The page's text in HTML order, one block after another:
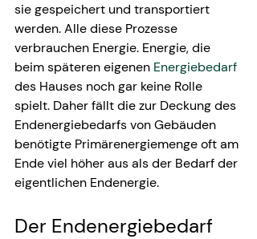
sie gespeichert und transportiert
werden. Alle diese Prozesse
verbrauchen Energie. Energie, die
beim späteren eigenen Energiebedarf
des Hauses noch gar keine Rolle
spielt. Daher fällt die zur Deckung des
Endenergiebedarfs von Gebäuden
benötigte Primärenergiemenge oft am
Ende viel höher aus als der Bedarf der
eigentlichen Endenergie.
Der Endenergiebedarf